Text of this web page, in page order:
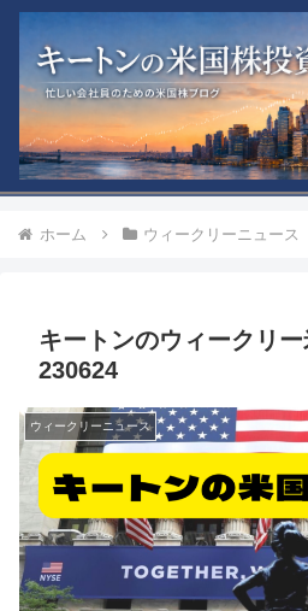
ホーム ウィークリーニュース
キートンのウィークリ
230624
ウィークリーニュース